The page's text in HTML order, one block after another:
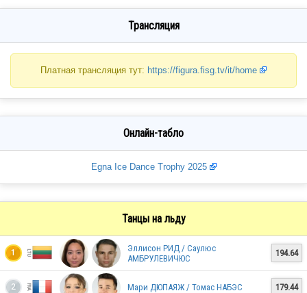
Трансляция
Платная трансляция тут: https://figura.fisg.tv/it/home
Онлайн-табло
Egna Ice Dance Trophy 2025
Танцы на льду
1
Эллисон РИД / Саулюс
АМБРУЛЕВИЧЮС
194.64
2 Мари ДЮПАЯЖ / Томас НАБЭС 179.44